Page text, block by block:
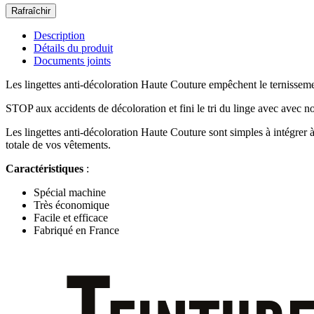
Description
Détails du produit
Documents joints
Les lingettes anti-décoloration Haute Couture empêchent le
STOP aux accidents de décoloration et fini le tri du linge avec avec
Les lingettes anti-décoloration Haute Couture sont simples à
totale de vos vêtements.
Caractéristiques :
Spécial machine
Très économique
Facile et efficace
Fabriqué en France